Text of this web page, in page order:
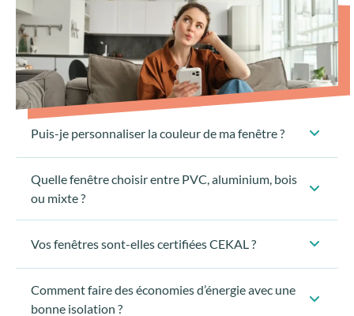
Puis-je personnaliser la couleur de ma fenêtre ?
Quelle fenêtre choisir entre PVC, aluminium, bois
ou mixte ?
Vos fenêtres sont-elles certifiées CEKAL ?
Comment faire des économies d’énergie avec une
bonne isolation ?